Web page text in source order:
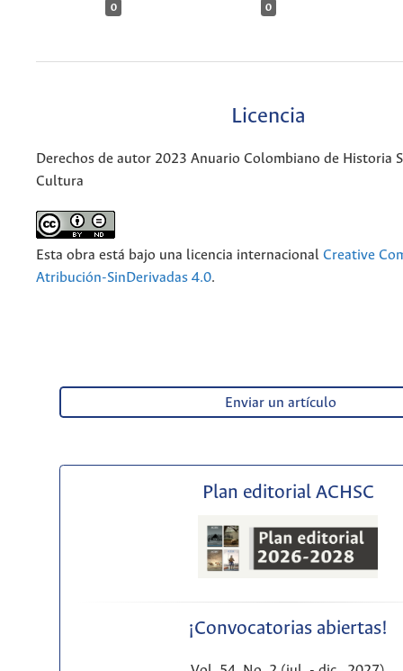
0 0
Licencia
Derechos de autor 2023 Anuario Colombiano de Historia
Cultura
Esta obra está bajo una licencia internacional Creative
Atribución-SinDerivadas 4.0.
Enviar un artículo
Plan editorial ACHSC
¡Convocatorias abiertas!